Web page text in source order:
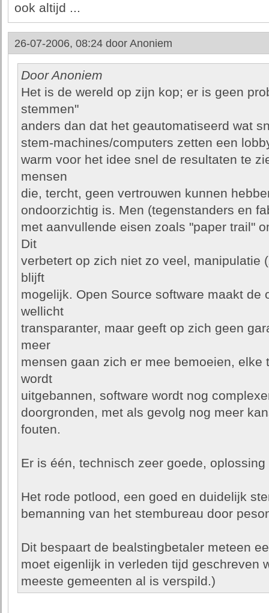
ook altijd ...
26-07-2006, 08:24 door Anoniem
Door Anoniem
Het is de wereld op zijn kop; er is geen
stemmen"
anders dan dat het geautomatiseerd wat
stem-machines/computers zetten een
warm voor het idee snel de resultaten te
mensen
die, tercht, geen vertrouwen kunnen
ondoorzichtig is. Men (tegenstanders en
met aanvullende eisen zoals "paper trail"
Dit
verbetert op zich niet zo veel, manipulatie
blijft
mogelijk. Open Source software maakt de
wellicht
transparanter, maar geeft op zich geen
meer
mensen gaan zich er mee bemoeien, elke
wordt
uitgebannen, software wordt nog
doorgronden, met als gevolg nog meer
fouten.
Er is één, technisch zeer goede,
Het rode potlood, een goed en duidelijk
bemanning van het stembureau door
Dit bespaart de bealstingbetaler meteen
moet eigenlijk in verleden tijd geschreven
meeste gemeenten al is verspild.)